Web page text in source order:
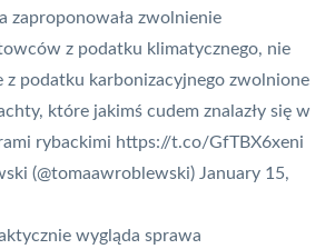
zaproponowała zwolnienie
z podatku klimatycznego, nie
z podatku karbonizacyjnego zwolnione
które jakimś cudem znalazły się w
rybackimi https://t.co/GfTBX6xeni
(@tomaawroblewski) January 15,
wygląda sprawa